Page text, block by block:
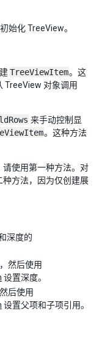
始化 TreeView。
TreeViewItem。这
TreeView 对象调用
来手动控制显
。这种方法
使用第一种方法。对
方法，因为仅创建展
深度的
，然后使用
设置深度。
后使用
设置父项和子项引用。